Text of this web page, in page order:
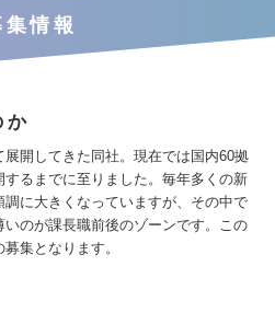
集情報
か
開してきた同社。現在では国内60拠
るまでに至りました。毎年多くの新
に大きくなっていますが、その中で
のが課長職前後のゾーンです。この
集となります。